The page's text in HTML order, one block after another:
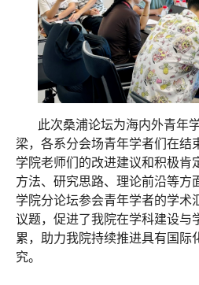
此次桑浦论坛为海内外青年
梁，各系分会场青年学者们在结
学院老师们的改进建议和积极肯
方法、研究思路、理论前沿等方
学院分论坛参会青年学者的学术
议题，促进了我院在学科建设与
累，助力我院持续推进具有国际
究。